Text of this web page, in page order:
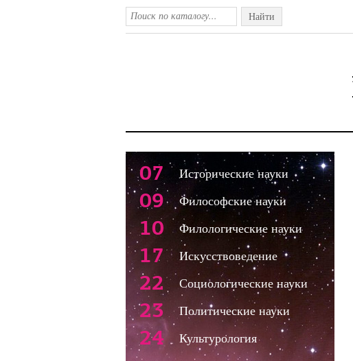
Найти
07 Исторические науки
09 Философские науки
10 Филологические науки
17 Искусствоведение
22 Социологические науки
23 Политические науки
24 Культурология